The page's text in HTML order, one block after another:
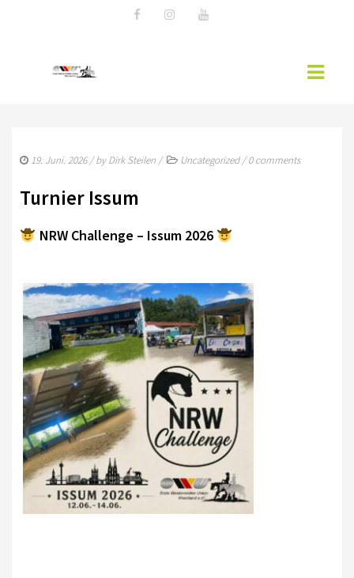
WESTERNREITER ONLINE
EWU-RHEINLAND
VORSTAND RHEINLAND
SPONSOREN
RHEINLAND-KADER 2025
TURNIERSPORT
TURNIERFACHLEUTE
ERGEBNISSE
TROPHY WERTUNG 2026
19. Juni. 2026/ byDirk Steilen / Uncategorized/0 comments
Turnier Issum
NRW Challenge – Issum 2026